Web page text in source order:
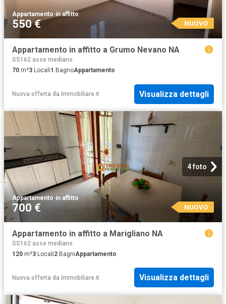
Appartamento·in affitto
550 € NUOVO
Appartamento in affitto a Grumo Nevano NA
SS162 asse mediano
70 m²3 Locali1 BagnoAppartamento
Nuova offerta da Immobiliare.it Visualizza dettagli
4 foto
Appartamento·in affitto
700 € NUOVO
Appartamento in affitto a Marigliano NA
SS162 asse mediano
120 m²3 Locali2 BagniAppartamento
Nuova offerta da Immobiliare.it Visualizza dettagli